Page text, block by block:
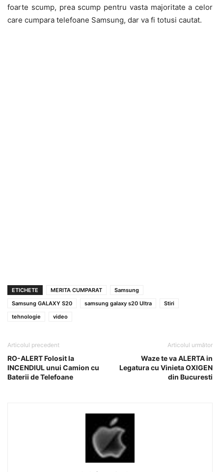
foarte scump, prea scump pentru vasta majoritate a celor
care cumpara telefoane Samsung, dar va fi totusi cautat.
ETICHETE MERITA CUMPARAT
Samsung
Samsung GALAXY S20
samsung galaxy s20 Ultra
Stiri
tehnologie
video
Articolul precedent
RO-ALERT Folosit la
INCENDIUL unui Camion cu
Baterii de Telefoane
Articolul următor
Waze te va ALERTA in
Legatura cu Vinieta OXIGEN
din Bucuresti